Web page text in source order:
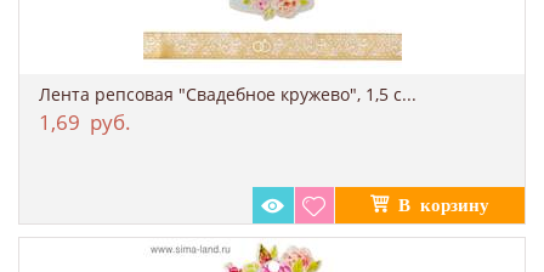
Лента репсовая "Свадебное кружево", 1,5 с...
1,69 руб.